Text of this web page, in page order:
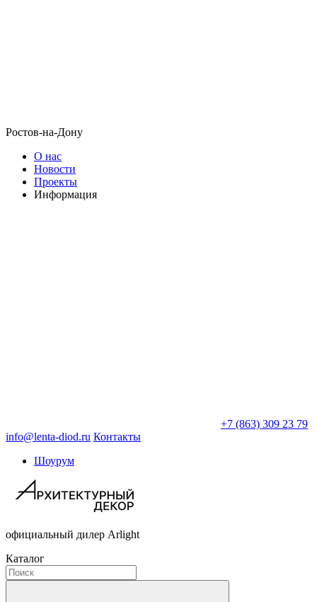
Ростов-на-Дону
О нас
Новости
Проекты
Информация
+7 (863) 309 23 79
info@lenta-diod.ru Контакты
Шоурум
официальный дилер Arlight
Каталог